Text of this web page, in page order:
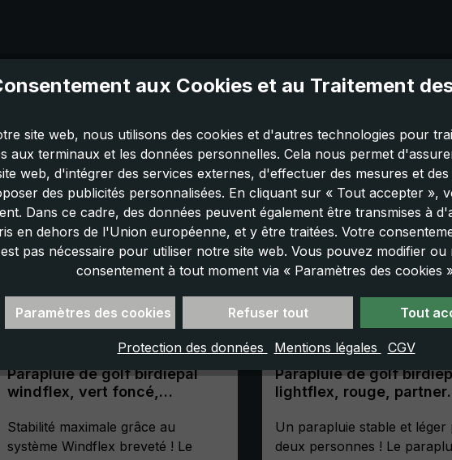
Parapluie de golf birdiepal
windflex, vert foncé,
XXL, résistant aux tempêtes
Stabilité maximale grâce au
système Windflex breveté ! Le
Parapluie de golf
lightflex, rouge, partner
Un parapluie stable et léger
deux personnes ! Le
aux Cookies et au Traitement
site web, nous utilisons des cookies et d'autres technologies pour
aux terminaux et les données personnelles. Cela nous permet
web, d'intégrer des services externes, d'effectuer des mesures et
des publicités personnalisées. En cliquant sur « Tout accepter »,
Dans ce cadre, des données peuvent également être transmises à
en dehors de l'Union européenne, et y être traitées. Votre
pas nécessaire pour utiliser notre site web. Vous pouvez modifier
consentement à tout moment via « Paramètres des cookies
Paramètres des cookies Refuser tout Tout
Protection des données Mentions légales CGV